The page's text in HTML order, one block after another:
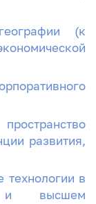
(к
развития,
технологии в
и высшем